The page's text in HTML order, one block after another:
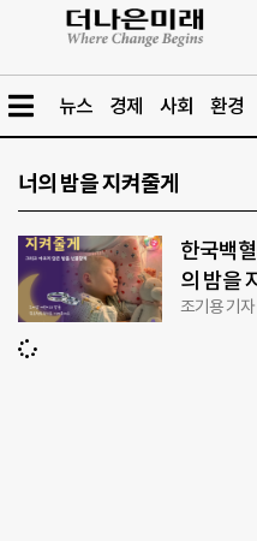
뉴스 경제 사회 환경
너의 밤을 지켜줄게
한국백
의 밤을
조기용 기자